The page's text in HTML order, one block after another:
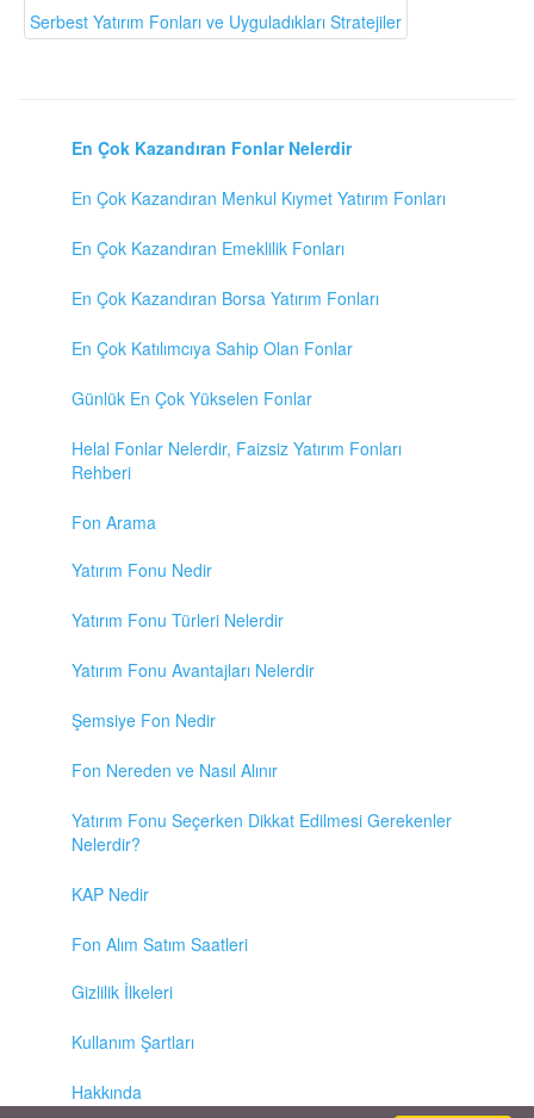
Serbest Yatırım Fonları ve Uyguladıkları Stratejiler
En Çok Kazandıran Fonlar Nelerdir
En Çok Kazandıran Menkul Kıymet Yatırım Fonları
En Çok Kazandıran Emeklilik Fonları
En Çok Kazandıran Borsa Yatırım Fonları
En Çok Katılımcıya Sahip Olan Fonlar
Günlük En Çok Yükselen Fonlar
Helal Fonlar Nelerdir, Faizsiz Yatırım Fonları
Rehberi
Fon Arama
Yatırım Fonu Nedir
Yatırım Fonu Türleri Nelerdir
Yatırım Fonu Avantajları Nelerdir
Şemsiye Fon Nedir
Fon Nereden ve Nasıl Alınır
Yatırım Fonu Seçerken Dikkat Edilmesi Gerekenler
Nelerdir?
KAP Nedir
Fon Alım Satım Saatleri
Gizlilik İlkeleri
Kullanım Şartları
Hakkında